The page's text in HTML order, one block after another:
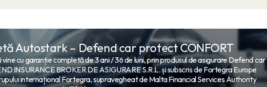
Autostark – Defend car protect CONFORT
cu garanție completă de 3 ani / 36 de luni, prin produsul de asigurare Defend car
INSURANCE BROKER DE ASIGURARE S.R.L. și subscris de Fortegra Europe
internațional Fortegra, supravegheat de Malta Financial Services Authority